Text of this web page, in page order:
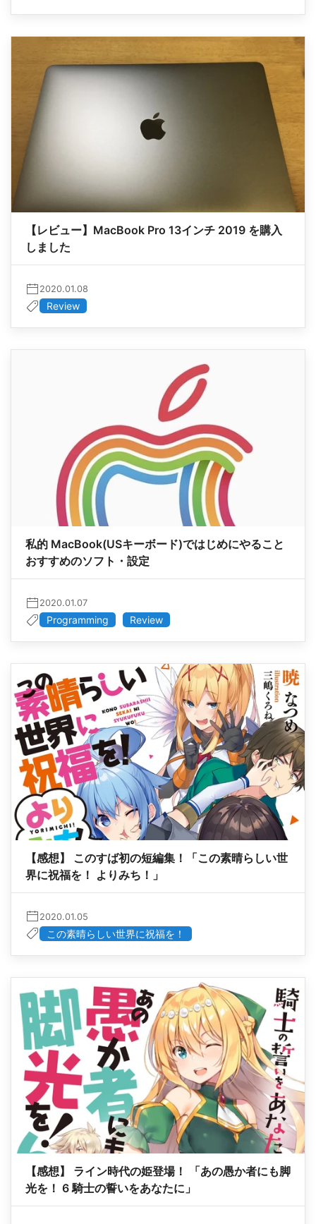
【レビュー】MacBook Pro 13インチ 2019 を購入
しました
2020.01.08
Review
私的 MacBook(USキーボード)ではじめにやること
おすすめのソフト・設定
2020.01.07
Programming Review
【感想】 このすば初の短編集！「この素晴らしい世
界に祝福を！ よりみち！」
2020.01.05
この素晴らしい世界に祝福を！
【感想】 ライン時代の姫登場！ 「あの愚か者にも脚
光を！ 6 騎士の誓いをあなたに」